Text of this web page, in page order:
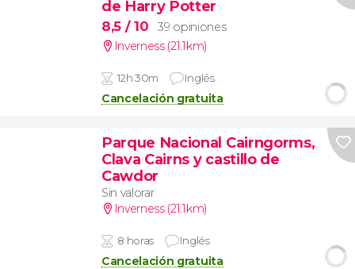
de Harry Potter
8,5 / 10
39 opiniones
Inverness (21.1km)
12h 30m Inglés
Cancelación gratuita
Parque Nacional Cairngorms,
Clava Cairns y castillo de
Cawdor
Sin valorar
Inverness (21.1km)
8 horas Inglés
Cancelación gratuita